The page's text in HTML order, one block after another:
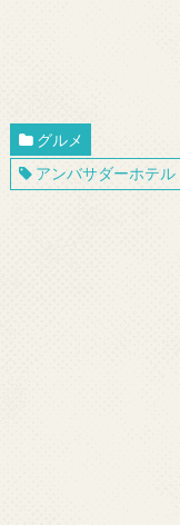
グルメ
アンバサダーホテル